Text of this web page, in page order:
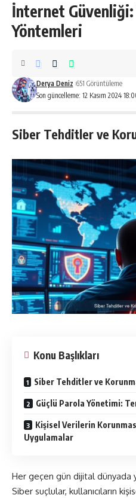
İnternet
Yöntemleri
Son güncelleme: 12 Kasım 2024
Derya Deniz 651 Görüntüleme
Siber Tehditler ve
Konu Başlıkları
Siber Tehditler ve
Güçlü Parola Yönetimi:
Kişisel Verilerin
Uygulamalar
Her geçen gün dijital dünyada
Siber suçlular, kullanıcıların